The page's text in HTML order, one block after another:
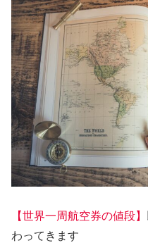
【世界一周航空券の値段】
わってきます